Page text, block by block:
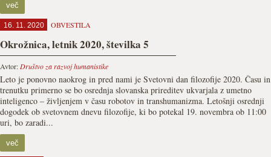
več
16. 11. 2020 OBVESTILA
Okrožnica, letnik 2020, številka 5
Avtor: Društvo za razvoj humanistike
Leto je ponovno naokrog in pred nami je Svetovni dan filozofije 2020. Času in
trenutku primerno se bo osrednja slovanska prireditev ukvarjala z umetno
inteligenco – življenjem v času robotov in transhumanizma. Letošnji osrednji
dogodek ob svetovnem dnevu filozofije, ki bo potekal 19. novembra ob 11:00
uri, bo zaradi...
več